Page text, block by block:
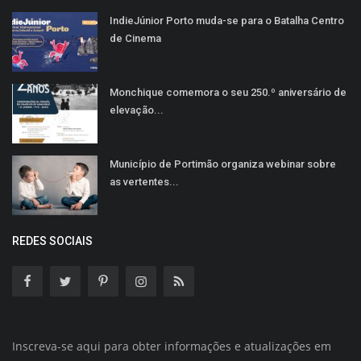
IndieJúnior Porto muda-se para o Batalha Centro
de Cinema
Monchique comemora o seu 250.º aniversário de
elevação...
Município de Portimão organiza webinar sobre
as vertentes...
REDES SOCIAIS
Inscreva-se aqui para obter informações e atualizações em